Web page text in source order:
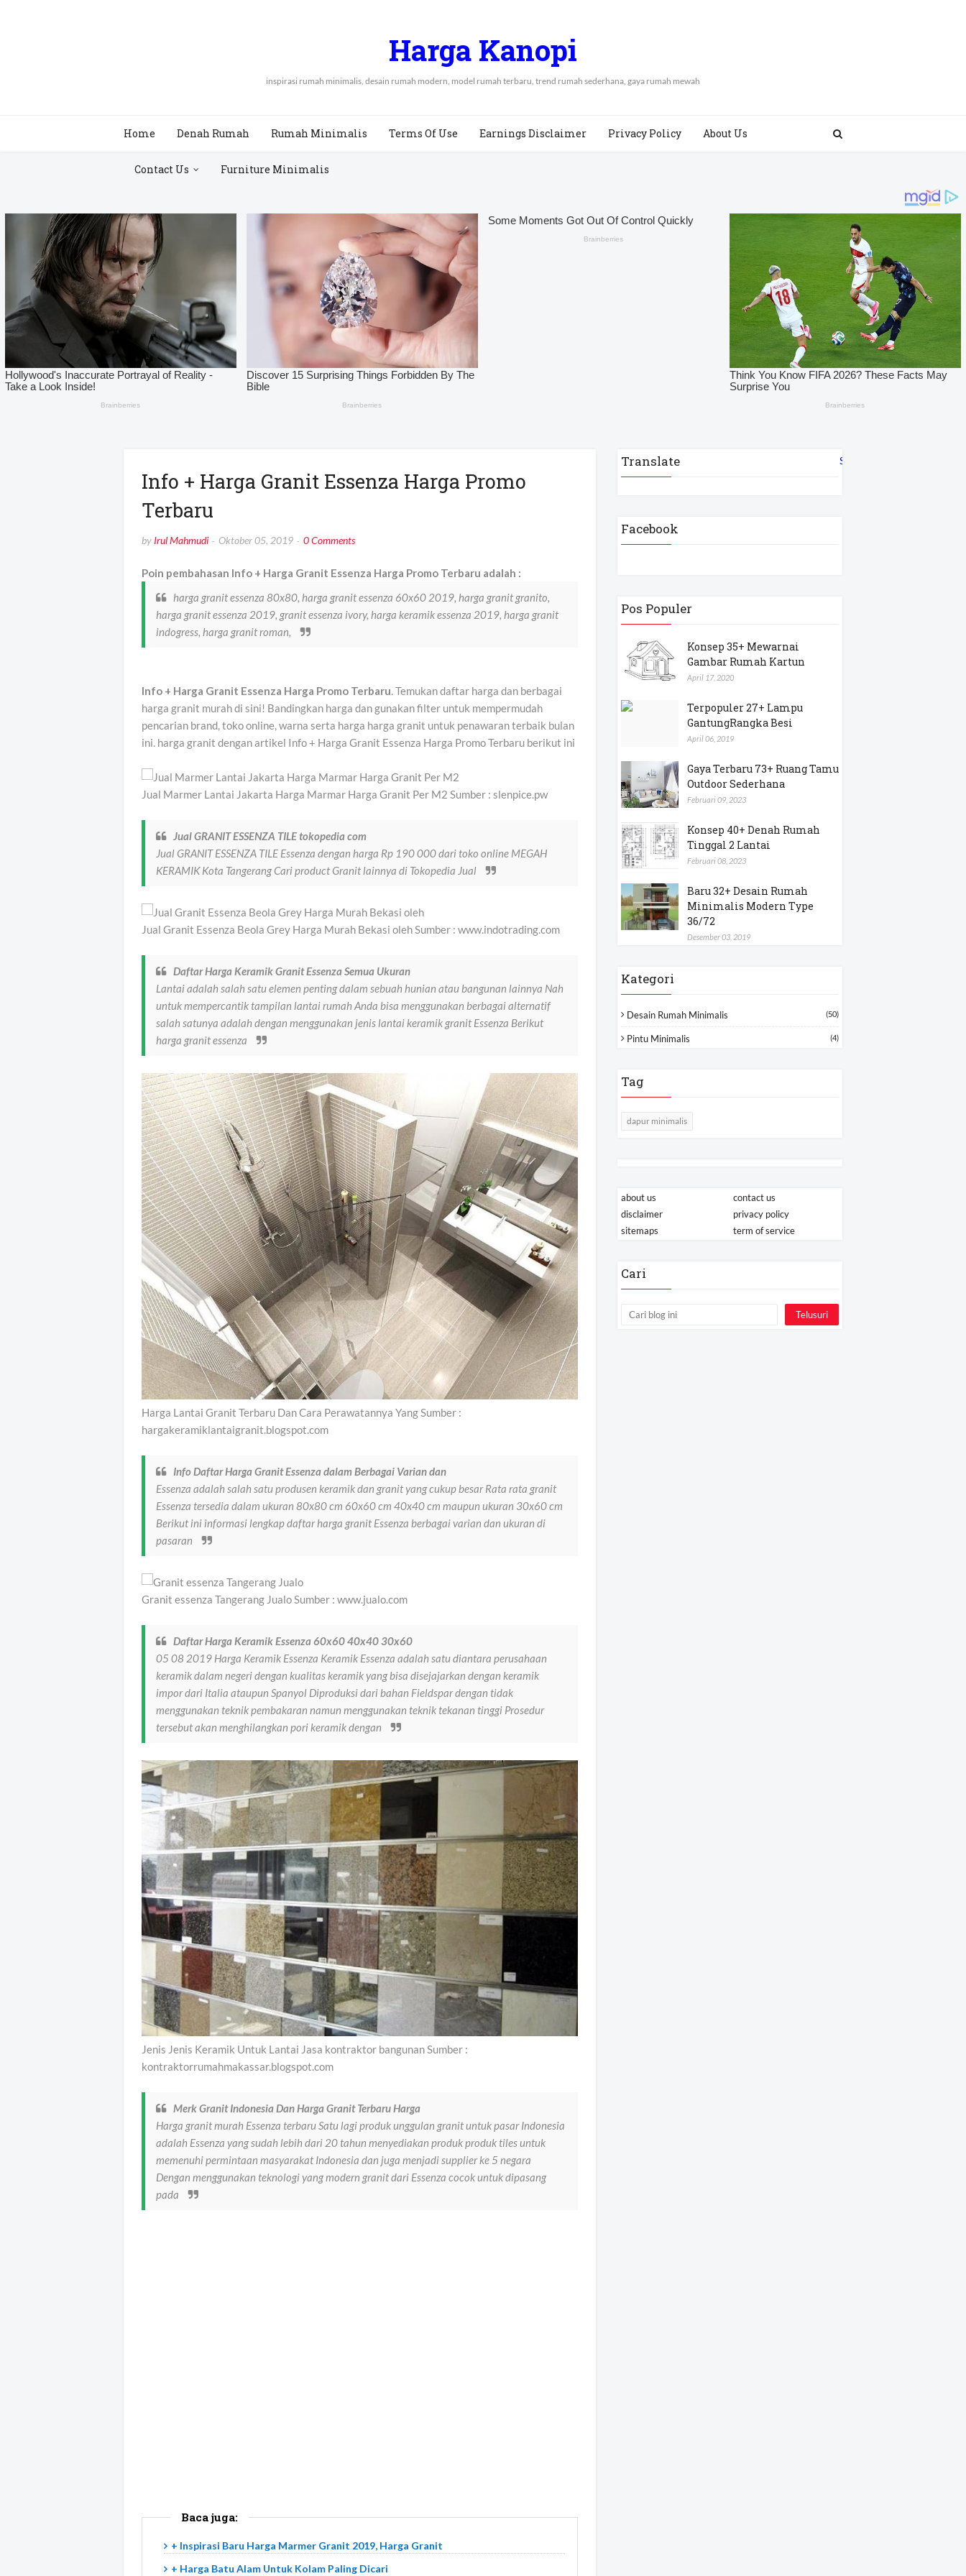
Harga Kanopi
inspirasi rumah minimalis, desain rumah modern, model rumah terbaru, trend rumah sederhana, gaya rumah mewah
Home Denah Rumah Rumah Minimalis Terms Of Use Earnings Disclaimer Privacy Policy About Us
Contact Us Furniture Minimalis
Info + Harga Granit Essenza Harga Promo
Terbaru
by Irul Mahmudi Oktober 05, 2019 0 Comments
Poin pembahasan Info + Harga Granit Essenza Harga Promo Terbaru adalah :
harga granit essenza 80x80, harga granit essenza 60x60 2019, harga granit granito,
harga granit essenza 2019, granit essenza ivory, harga keramik essenza 2019, harga granit
indogress, harga granit roman,
Info + Harga Granit Essenza Harga Promo Terbaru. Temukan daftar harga dan berbagai
harga granit murah di sini! Bandingkan harga dan gunakan filter untuk mempermudah
pencarian brand, toko online, warna serta harga harga granit untuk penawaran terbaik bulan
ini. harga granit dengan artikel Info + Harga Granit Essenza Harga Promo Terbaru berikut ini
Jual Marmer Lantai Jakarta Harga Marmar Harga Granit Per M2 Sumber : slenpice.pw
Jual GRANIT ESSENZA TILE tokopedia com
Jual GRANIT ESSENZA TILE Essenza dengan harga Rp 190 000 dari toko online MEGAH
KERAMIK Kota Tangerang Cari product Granit lainnya di Tokopedia Jual
Jual Granit Essenza Beola Grey Harga Murah Bekasi oleh Sumber : www.indotrading.com
Daftar Harga Keramik Granit Essenza Semua Ukuran
Lantai adalah salah satu elemen penting dalam sebuah hunian atau bangunan lainnya Nah
untuk mempercantik tampilan lantai rumah Anda bisa menggunakan berbagai alternatif
salah satunya adalah dengan menggunakan jenis lantai keramik granit Essenza Berikut
harga granit essenza
Harga Lantai Granit Terbaru Dan Cara Perawatannya Yang Sumber :
hargakeramiklantaigranit.blogspot.com
Info Daftar Harga Granit Essenza dalam Berbagai Varian dan
Essenza adalah salah satu produsen keramik dan granit yang cukup besar Rata rata granit
Essenza tersedia dalam ukuran 80x80 cm 60x60 cm 40x40 cm maupun ukuran 30x60 cm
Berikut ini informasi lengkap daftar harga granit Essenza berbagai varian dan ukuran di
pasaran
Granit essenza Tangerang Jualo Sumber : www.jualo.com
Daftar Harga Keramik Essenza 60x60 40x40 30x60
05 08 2019 Harga Keramik Essenza Keramik Essenza adalah satu diantara perusahaan
keramik dalam negeri dengan kualitas keramik yang bisa disejajarkan dengan keramik
impor dari Italia ataupun Spanyol Diproduksi dari bahan Fieldspar dengan tidak
menggunakan teknik pembakaran namun menggunakan teknik tekanan tinggi Prosedur
tersebut akan menghilangkan pori keramik dengan
Jenis Jenis Keramik Untuk Lantai Jasa kontraktor bangunan Sumber :
kontraktorrumahmakassar.blogspot.com
Merk Granit Indonesia Dan Harga Granit Terbaru Harga
Harga granit murah Essenza terbaru Satu lagi produk unggulan granit untuk pasar Indonesia
adalah Essenza yang sudah lebih dari 20 tahun menyediakan produk produk tiles untuk
memenuhi permintaan masyarakat Indonesia dan juga menjadi supplier ke 5 negara
Dengan menggunakan teknologi yang modern granit dari Essenza cocok untuk dipasang
pada
Baca juga:
+ Inspirasi Baru Harga Marmer Granit 2019, Harga Granit
+ Harga Batu Alam Untuk Kolam Paling Dicari
Translate Select Language
Facebook
Pos Populer
Konsep 35+ Mewarnai
Gambar Rumah Kartun
April 17, 2020
Terpopuler 27+ Lampu
GantungRangka Besi
April 06, 2019
Gaya Terbaru 73+ Ruang Tamu
Outdoor Sederhana
Februari 09, 2023
Konsep 40+ Denah Rumah
Tinggal 2 Lantai
Februari 08, 2023
Baru 32+ Desain Rumah
Minimalis Modern Type
36/72
Desember 03, 2019
Kategori
Desain Rumah Minimalis (50)
Pintu Minimalis (4)
Tag
dapur minimalis
about us
contact us
disclaimer
privacy policy
sitemaps
term of service
Cari